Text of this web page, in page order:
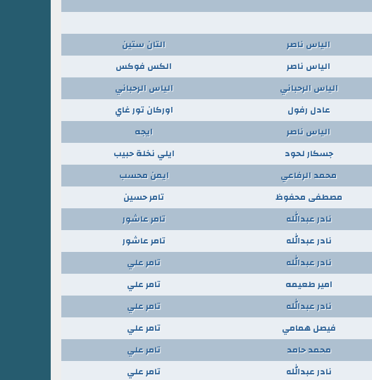
الياس ناصر التان ستين
الياس ناصر الكس فوكس
الياس الرحباني الياس الرحباني
عادل رفول اوركان تور غاي
الياس ناصر ايجه
جسكار لحود ايلي نخلة حبيب
محمد الرفاعي ايمن محسب
مصطفى محفوظ تامر حسين
نادر عبدالله تامر عاشور
نادر عبدالله تامر عاشور
نادر عبدالله تامر علي
امير طعيمه تامر علي
نادر عبدالله تامر علي
فيصل همامي تامر علي
محمد حامد تامر علي
نادر عبدالله تامر علي